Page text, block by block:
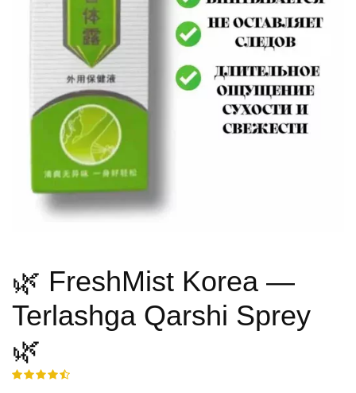
🌿 FreshMist Korea —
Terlashga Qarshi Sprey
🌿